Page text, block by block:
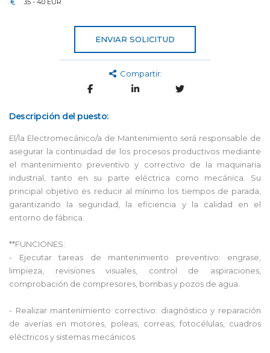
ENVIAR SOLICITUD
Compartir:
Descripción del puesto:
El/la Electromecánico/a de Mantenimiento será responsable de
asegurar la continuidad de los procesos productivos mediante
el mantenimiento preventivo y correctivo de la maquinaria
industrial, tanto en su parte eléctrica como mecánica. Su
principal objetivo es reducir al mínimo los tiempos de parada,
garantizando la seguridad, la eficiencia y la calidad en el
entorno de fábrica.
**FUNCIONES:
- Ejecutar tareas de mantenimiento preventivo: engrase,
limpieza, revisiones visuales, control de aspiraciones,
comprobación de compresores, bombas y pozos de agua.
- Realizar mantenimiento correctivo: diagnóstico y reparación
de averías en motores, poleas, correas, fotocélulas, cuadros
eléctricos y sistemas mecánicos.